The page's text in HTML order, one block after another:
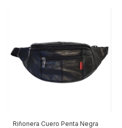
Riñonera Cuero Penta Negra